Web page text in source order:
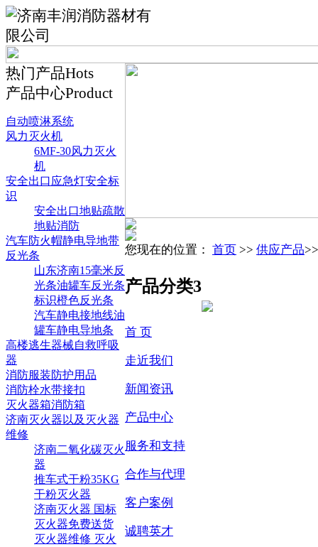
热门产品Hots
产品中心Product
自动喷淋系统
风力灭火机
6MF-30风力灭火
机
安全出口应急灯安全标
识
安全出口地贴疏散
地贴消防
汽车防火帽静电导地带
反光条
山东济南15毫米反
光条油罐车反光条
标识橙色反光条
汽车静电接地线油
罐车静电导地条
高楼逃生器械自救呼吸
器
消防服装防护用品
消防栓水带接扣
灭火器箱消防箱
济南灭火器以及灭火器
维修
济南二氧化碳灭火
器
推车式干粉35KG
干粉灭火器
济南灭火器 国标
灭火器免费送货
灭火器维修 灭火
您现在的位置： 首页 >> 供应产品
产品分类3
首 页
走近我们
新闻资讯
产品中心
服务和支持
合作与代理
客户案例
诚聘英才